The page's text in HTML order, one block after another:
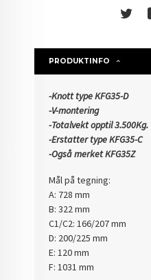
PRODUKTINFO
-Knott type KFG35-D
-V-montering
-Totalvekt opptil 3.500Kg.
-Erstatter type KFG35-C
-Også merket KFG35Z
Mål på tegning:
A: 728 mm
B: 322 mm
C1/C2: 166/207 mm
D: 200/225 mm
E: 120 mm
​F: 1031 mm